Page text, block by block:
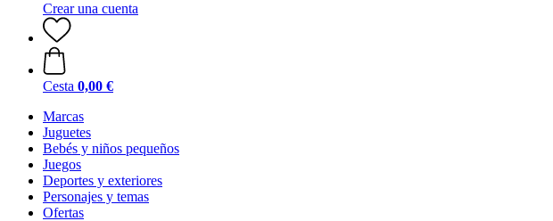
Crear una cuenta
Cesta 0,00 €
Marcas
Juguetes
Bebés y niños pequeños
Juegos
Deportes y exteriores
Personajes y temas
Ofertas